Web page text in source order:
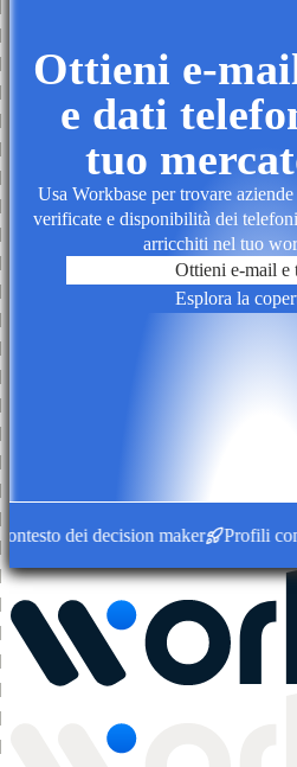
Ottieni e-
e dati
tuo
Usa Workbase per trovare
verificate e disponibilità dei
arricchiti nel tuo
Ottieni e-mail e
Esplora la
dei decision maker Profili